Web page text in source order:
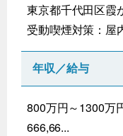
東京都千代田区霞
受動喫煙対策：屋
年収／給与
800万円～1300万
666,66...